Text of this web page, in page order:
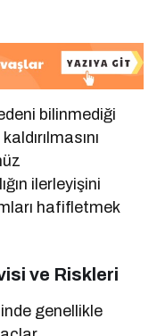
bilinmediği
ilerleyişini
hafifletmek
ve Riskleri
genellikle